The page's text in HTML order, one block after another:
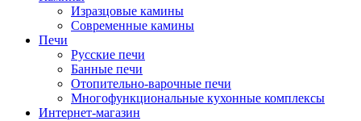
Изразцовые камины
Современные камины
Печи
Русские печи
Банные печи
Отопительно-варочные печи
Многофункциональные кухонные комплексы
Интернет-магазин